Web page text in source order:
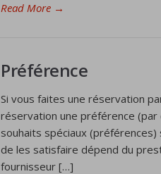
Read More →
Préférence
Si vous faites une réservation
réservation une préférence (par
souhaits spéciaux
de les satisfaire dépend du
fournisseur […]